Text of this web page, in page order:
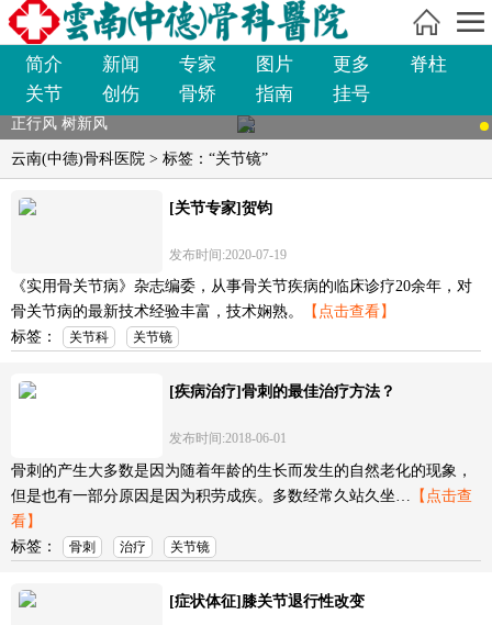
简介 新闻 专家 图片 更多
脊柱
关节
创伤 骨矫 指南 挂号
正行风 树新风
云南(中德)骨科医院 > 标签：“关节镜”
[关节专家]贺钧
发布时间:2020-07-19
《实用骨关节病》杂志编委，从事骨关节疾病的临床诊疗20余年，对
骨关节病的最新技术经验丰富，技术娴熟。
【点击查看】
标签：
关节科 关节镜
[疾病治疗]骨刺的最佳治疗方法？
发布时间:2018-06-01
骨刺的产生大多数是因为随着年龄的生长而发生的自然老化的现象，
但是也有一部分原因是因为积劳成疾。多数经常久站久坐…
【点击查
看】
标签：
骨刺 治疗 关节镜
[症状体征]膝关节退行性改变